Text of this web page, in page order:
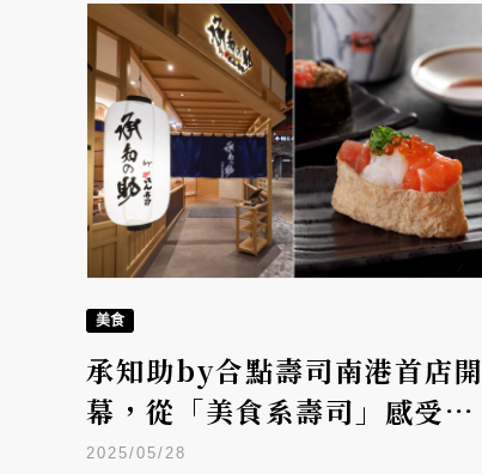
美食
承知助by合點壽司南港首店開
幕，從「美食系壽司」感受日
料的技藝與美學
2025/05/28